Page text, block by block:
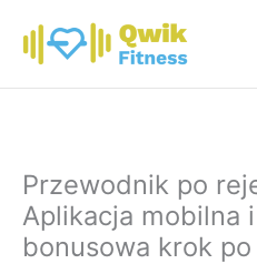
content
Przewodnik po
Aplikacja mobilna
bonusowa krok